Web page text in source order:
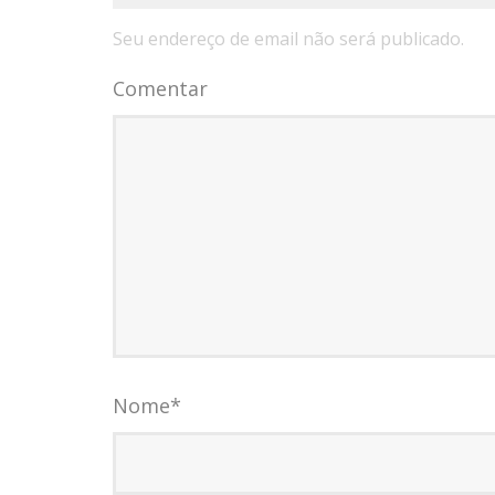
Seu endereço de email não será publicado.
Comentar
Nome*